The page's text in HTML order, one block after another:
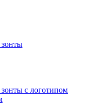
с логотипом